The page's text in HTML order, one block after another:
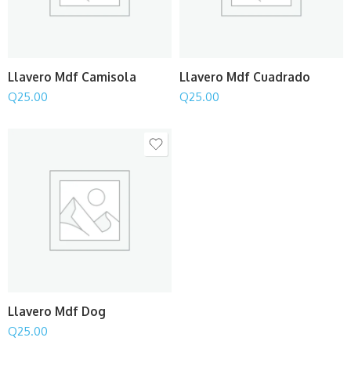
Llavero Mdf Camisola
Q25.00
Llavero Mdf Cuadrado
Q25.00
Llavero Mdf Dog
Q25.00